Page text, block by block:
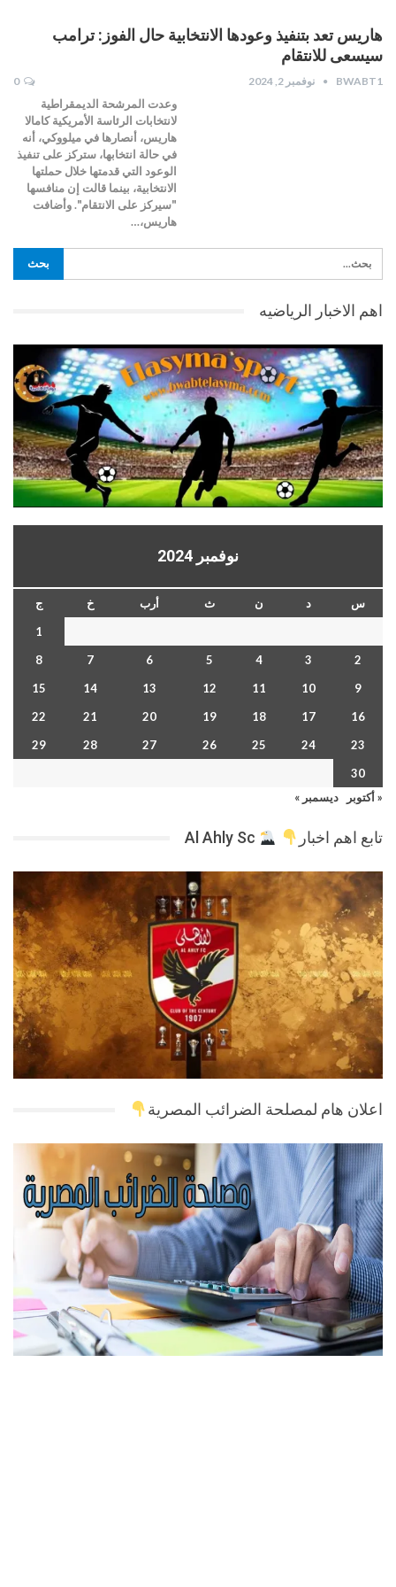
هاريس تعد بتنفيذ وعودها الانتخابية حال الفوز: ترامب
سيسعى للانتقام
BWABT1 نوفمبر 2, 2024 0
وعدت المرشحة الديمقراطية
لانتخابات الرئاسة الأمريكية كامالا
هاريس، أنصارها في ميلووكي، أنه
في حالة انتخابها، ستركز على تنفيذ
الوعود التي قدمتها خلال حملتها
الانتخابية، بينما قالت إن منافسها
"سيركز على الانتقام". وأضافت
هاريس،…
اهم الاخبار الرياضيه
نوفمبر 2024
س د ن ث أرب خ
ج
1
2
3
4
5
6
7
8
9
10
11
12
13
14
15
16
17
18
19
20
21
22
23
24
25
26
27
28
29
30
« أكتوبر
ديسمبر »
تابع اهم اخبار
اعلان هام لمصلحة الضرائب المصرية